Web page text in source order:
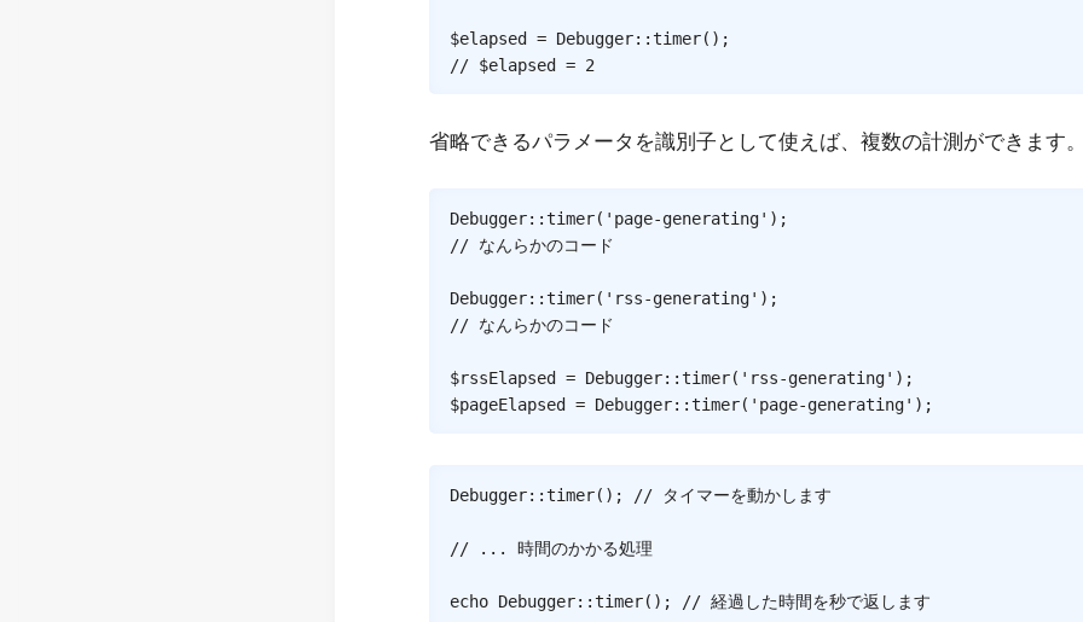
$elapsed = Debugger::timer( ) ;
// $elapsed = 2
省略できるパラメータを識別子として使えば、複数の計測ができます
Debugger::timer( 'page-generating' ) ;
// なんらかのコード
Debugger::timer( 'rss-generating' ) ;
// なんらかのコード
$rssElapsed = Debugger::timer( 'rss-generating' ) ;
$pageElapsed
= Debugger::timer( 'page-generating' ) ;
Debugger::timer( ) ; // タイマーを動かします
// ... 時間のかかる処理
echo Debugger::timer( ) ; // 経過した時間を秒で返します